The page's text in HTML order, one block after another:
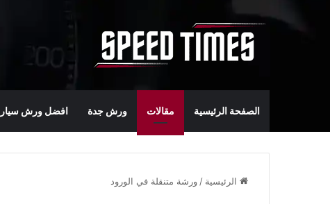
الصفحة الرئيسية مقالات ورش جدة افضل ورش
الرئيسية / ورشة متنقلة في الورود